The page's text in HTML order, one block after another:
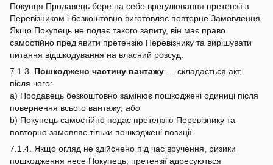
Покупця Продавець бере на себе врегулювання претензії з
Перевізником і безкоштовно виготовляє повторне Замовлення.
Якщо Покупець не подає такого запиту, він має право
самостійно пред’явити претензію Перевізнику та вирішувати
питання відшкодування на власний розсуд.
7.1.3. Пошкоджено частину вантажу — складається акт,
після чого:
a) Продавець безкоштовно замінює пошкоджені одиниці після
повернення всього вантажу; або
b) Покупець самостійно подає претензію Перевізнику та
повторно замовляє тільки пошкоджені позиції.
7.1.4. Якщо огляд не здійснено під час вручення, ризики
пошкодження несе Покупець; претензії адресуються